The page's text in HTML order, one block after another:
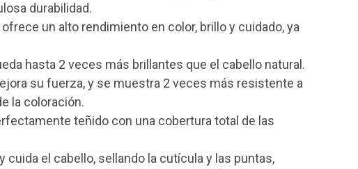
durabilidad.
un alto rendimiento en color, brillo y cuidado, ya
hasta 2 veces más brillantes que el cabello natural.
su fuerza, y se muestra 2 veces más resistente a
la coloración.
teñido con una cobertura total de las
cuida el cabello, sellando la cutícula y las puntas,